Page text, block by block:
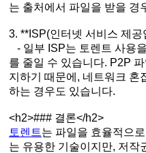
는 출처에서 파일을 받을 경
3. **ISP(인터넷 서비스 제공
- 일부 ISP는 토렌트 사용
를 줄일 수 있습니다. P2P
지하기 때문에, 네트워크 혼
하는 경우도 있습니다.
<h2>### 결론</h2>
토렌트는 파일을 효율적으
는 유용한 기술이지만, 저작